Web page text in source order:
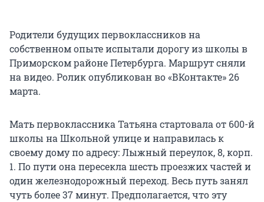
Родители будущих первоклассников на
собственном опыте испытали дорогу из школы в
Приморском районе Петербурга. Маршрут сняли
на видео. Ролик опубликован во «ВКонтакте» 26
марта.
Мать первоклассника Татьяна стартовала от 600-й
школы на Школьной улице и направилась к
своему дому по адресу: Лыжный переулок, 8, корп.
1. По пути она пересекла шесть проезжих частей и
один железнодорожный переход. Весь путь занял
чуть более 37 минут. Предполагается, что эту